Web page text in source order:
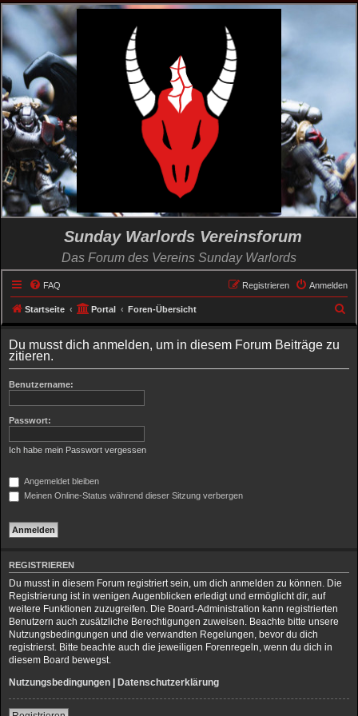
Sunday Warlords Vereinsforum
Das Forum des Vereins Sunday Warlords
FAQ Anmelden
Registrieren
Startseite Portal Foren-Übersicht
u
h
Du musst dich anmelden, um in diesem Forum Beiträge zu
zitieren.
Benutzername:
Passwort:
Ich habe mein Passwort vergessen
Angemeldet bleiben
Meinen Online-Status während dieser Sitzung verbergen
REGISTRIEREN
Du musst in diesem Forum registriert sein, um dich anmelden zu können. Die
Registrierung ist in wenigen Augenblicken erledigt und ermöglicht dir, auf
weitere Funktionen zuzugreifen. Die Board-Administration kann registrierten
Benutzern auch zusätzliche Berechtigungen zuweisen. Beachte bitte unsere
Nutzungsbedingungen und die verwandten Regelungen, bevor du dich
registrierst. Bitte beachte auch die jeweiligen Forenregeln, wenn du dich in
diesem Board bewegst.
Nutzungsbedingungen
Datenschutzerklärung